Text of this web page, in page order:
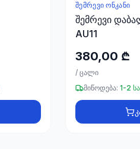
ᲨᲔᲛᲠᲔᲕᲘ ᲝᲜᲙᲐᲜᲘ
შემრევი
AU11
380,00 ₾
/ ცალი
მიწოდება: 1-2